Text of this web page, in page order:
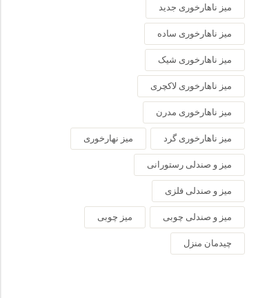
میز ناهارخوری جدید
میز ناهارخوری ساده
میز ناهارخوری شیک
میز ناهارخوری لاکچری
میز ناهارخوری مدرن
میز ناهارخوری گرد میز نهارخوری
میز و صندلی رستورانی
میز و صندلی فلزی
میز و صندلی چوبی میز چوبی
چیدمان منزل